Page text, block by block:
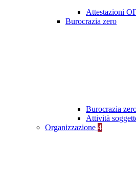
Attestazioni
Burocrazia zero
Burocrazia
Attività
Organizzazione 4